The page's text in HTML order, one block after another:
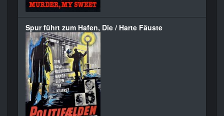
Spur führt zum Hafen, Die / Harte Fäuste